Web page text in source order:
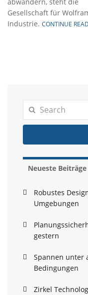
Gesellschaft für
Industrie. CONTINUE
Neueste Beiträge
Robustes
Umgebungen
gestern
Spannen unter
Bedingungen
Zirkel